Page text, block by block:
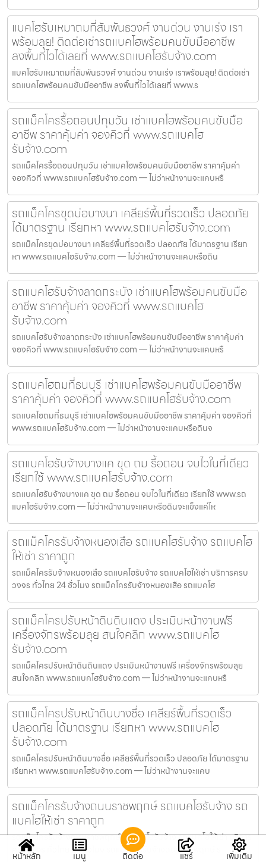
แบคโฮรับเหมาถมที่สัมพันธวงศ์ งานด่วน งานเร่ง เรา
พร้อมลุย! ติดต่อเช่ารถแบคโฮพร้อมคนขับมืออาชีพ
ลงพื้นที่ไวได้เลยที่ www.รถแบคโฮรับจ้าง.com
แบคโฮรับเหมาถมที่สัมพันธวงศ์ งานด่วน งานเร่ง เราพร้อมลุย! ติดต่อเช่า
รถแบคโฮพร้อมคนขับมืออาชีพ ลงพื้นที่ไวได้เลยที่ www.ร
รถแม็คโครรื้อถอนปทุมวัน เช่าแบคโฮพร้อมคนขับมือ
อาชีพ ราคาคุ้มค่า จองคิวที่ www.รถแบคโฮ
รับจ้าง.com
รถแม็คโครรื้อถอนปทุมวัน เช่าแบคโฮพร้อมคนขับมืออาชีพ ราคาคุ้มค่า
จองคิวที่ www.รถแบคโฮรับจ้าง.com — ไม่ว่าหน้างานจะแคบหรื
รถแม็คโครขุดบ่อบางนา เคลียร์พื้นที่รวดเร็ว ปลอดภัย
ได้มาตรฐาน เรียกหา www.รถแบคโฮรับจ้าง.com
รถแม็คโครขุดบ่อบางนา เคลียร์พื้นที่รวดเร็ว ปลอดภัย ได้มาตรฐาน เรียก
หา www.รถแบคโฮรับจ้าง.com — ไม่ว่าหน้างานจะแคบหรือดิน
รถแบคโฮรับจ้างลาดกระบัง เช่าแบคโฮพร้อมคนขับมือ
อาชีพ ราคาคุ้มค่า จองคิวที่ www.รถแบคโฮ
รับจ้าง.com
รถแบคโฮรับจ้างลาดกระบัง เช่าแบคโฮพร้อมคนขับมืออาชีพ ราคาคุ้มค่า
จองคิวที่ www.รถแบคโฮรับจ้าง.com — ไม่ว่าหน้างานจะแคบหรื
รถแบคโฮถมที่ธนบุรี เช่าแบคโฮพร้อมคนขับมืออาชีพ
ราคาคุ้มค่า จองคิวที่ www.รถแบคโฮรับจ้าง.com
รถแบคโฮถมที่ธนบุรี เช่าแบคโฮพร้อมคนขับมืออาชีพ ราคาคุ้มค่า จองคิวที่
www.รถแบคโฮรับจ้าง.com — ไม่ว่าหน้างานจะแคบหรือดินจ
รถแบคโฮรับจ้างบางแค ขุด ถม รื้อถอน จบไวในที่เดียว
เรียกใช้ www.รถแบคโฮรับจ้าง.com
รถแบคโฮรับจ้างบางแค ขุด ถม รื้อถอน จบไวในที่เดียว เรียกใช้ www.รถ
แบคโฮรับจ้าง.com — ไม่ว่าหน้างานจะแคบหรือดินจะแข็งแค่ไห
รถแม็คโครรับจ้างหนองเสือ รถแบคโฮรับจ้าง รถแบคโฮ
ให้เช่า ราคาถูก
รถแม็คโครรับจ้างหนองเสือ รถแบคโฮรับจ้าง รถแบคโฮให้เช่า บริการครบ
วงจร ทั่วไทย 24 ชั่วโมง รถแม็คโครรับจ้างหนองเสือ รถแบคโฮ
รถแม็คโครปรับหน้าดินดินแดง ประเมินหน้างานฟรี
เครื่องจักรพร้อมลุย สนใจคลิก www.รถแบคโฮ
รับจ้าง.com
รถแม็คโครปรับหน้าดินดินแดง ประเมินหน้างานฟรี เครื่องจักรพร้อมลุย
สนใจคลิก www.รถแบคโฮรับจ้าง.com — ไม่ว่าหน้างานจะแคบหรื
รถแม็คโครปรับหน้าดินบางซื่อ เคลียร์พื้นที่รวดเร็ว
ปลอดภัย ได้มาตรฐาน เรียกหา www.รถแบคโฮ
รับจ้าง.com
รถแม็คโครปรับหน้าดินบางซื่อ เคลียร์พื้นที่รวดเร็ว ปลอดภัย ได้มาตรฐาน
เรียกหา www.รถแบคโฮรับจ้าง.com — ไม่ว่าหน้างานจะแคบ
รถแม็คโครรับจ้างถนนราชพฤกษ์ รถแบคโฮรับจ้าง รถ
แบคโฮให้เช่า ราคาถูก
รถแม็คโครรับจ้างถนนราชพฤกษ์ รถแบคโฮรับจ้าง รถแบคโฮให้เช่า บริการ
ครบวงจร ทั่วไทย 24 ชั่วโมง รถแม็คโครรับจ้างถนนราชพฤกษ์ ร
หน้าหลัก เมนู ติดต่อ แชร์ เพิ่มเติม